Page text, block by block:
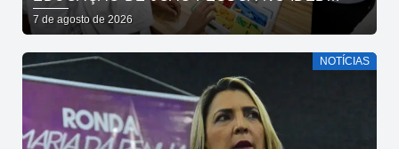
ENTRE CAPITAIS DO NORDESTE
7 de agosto de 2026
NOTÍCIAS